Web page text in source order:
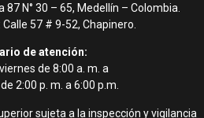
87 N° 30 – 65, Medellín – Colombia.
Calle 57 # 9-52, Chapinero.
de atención:
de 8:00 a. m. a
2:00 p. m. a 6:00 p.m.
sujeta a la inspección y vigilancia